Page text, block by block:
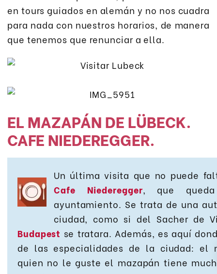
en tours guiados en alemán y no nos cuadra
para nada con nuestros horarios, de manera
que tenemos que renunciar a ella.
EL MAZAPÁN DE LÜBECK.
CAFE NIEDEREGGER.
Un última visita que no puede
Cafe Niederegger, que
ayuntamiento. Se trata de una
ciudad, como si del Sacher de
Budapest se tratara. Además, es aquí
de las especialidades de la ciudad: el
quien no le guste el mazapán tiene